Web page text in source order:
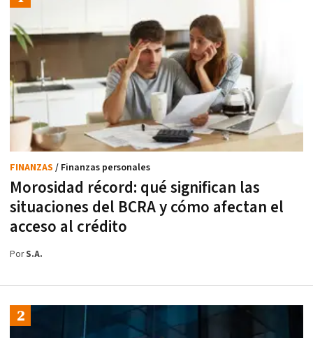
Morosidad récord: qué significan las
situaciones del BCRA y cómo afectan el
acceso al crédito
FINANZAS / Finanzas personales
PorS.A.